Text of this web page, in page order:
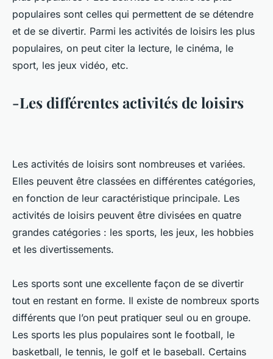
populaires sont celles qui permettent de se détendre
et de se divertir. Parmi les activités de loisirs les plus
populaires, on peut citer la lecture, le cinéma, le
sport, les jeux vidéo, etc.
-Les différentes activités de loisirs
Les activités de loisirs sont nombreuses et variées.
Elles peuvent être classées en différentes catégories,
en fonction de leur caractéristique principale. Les
activités de loisirs peuvent être divisées en quatre
grandes catégories : les sports, les jeux, les hobbies
et les divertissements.
Les sports sont une excellente façon de se divertir
tout en restant en forme. Il existe de nombreux sports
différents que l’on peut pratiquer seul ou en groupe.
Les sports les plus populaires sont le football, le
basketball, le tennis, le golf et le baseball. Certains